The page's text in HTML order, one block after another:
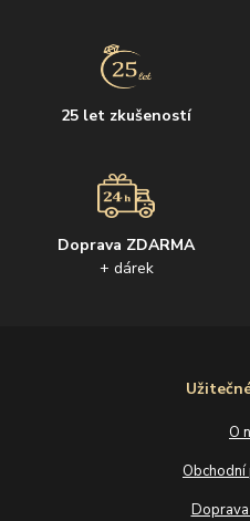
25 let zkušeností
Doprava ZDARMA
+ dárek
O